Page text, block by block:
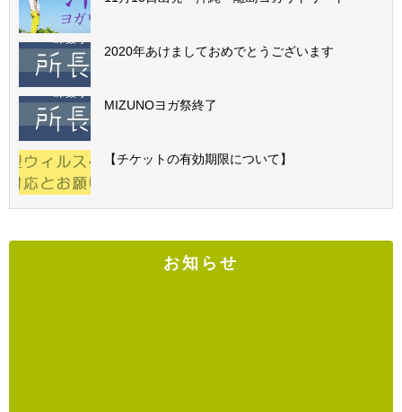
2020年あけましておめでとうございます
MIZUNOヨガ祭終了
【チケットの有効期限について】
お知らせ